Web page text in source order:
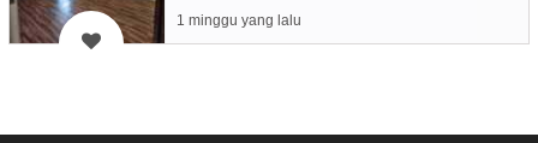
1 minggu yang lalu